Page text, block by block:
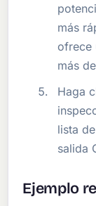
más
ofrece
más
Haga
lista
salida
Ejemplo